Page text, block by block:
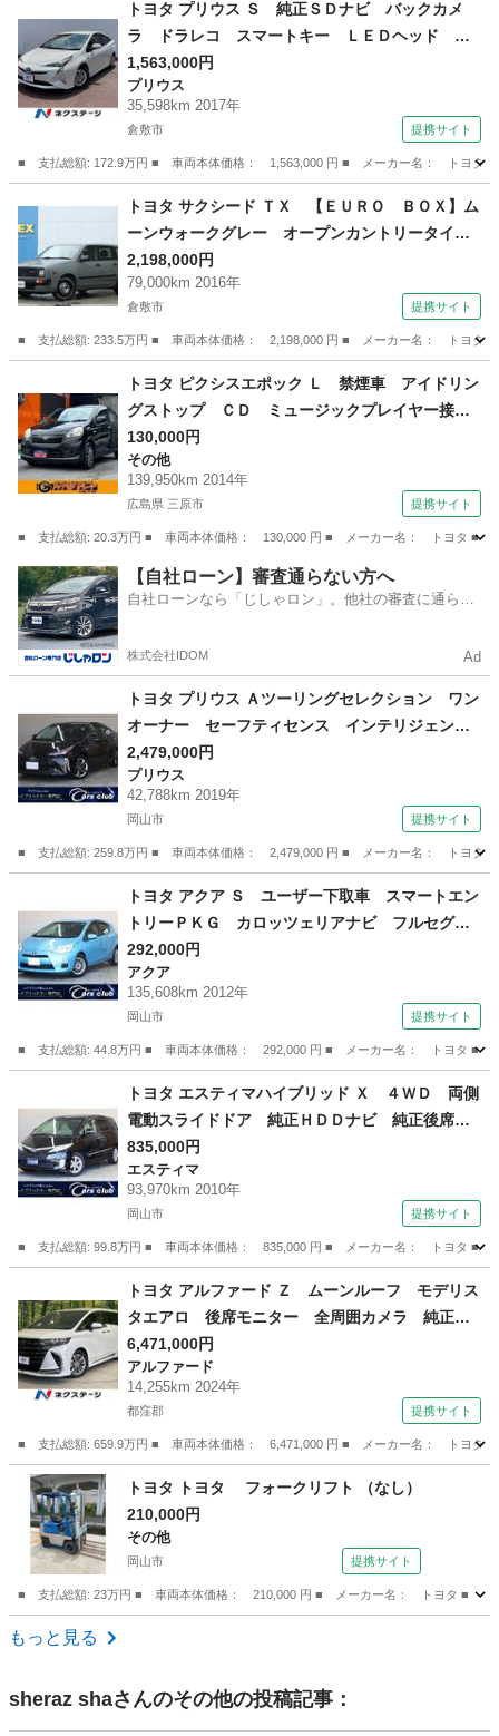
トヨタ プリウス Ｓ 純正ＳＤナビ バックカメ
ラ ドラレコ スマートキー ＬＥＤヘッド ビ
ルトインＥＴＣ 純正１５インチアルミ オート
ライト オートエアコン Ｂｌｕｅｔｏｏｔｈ
ＣＤ フルセグ （車検整備付）
1,563,000円
プリウス
35,598km 2017年
倉敷市 提携サイト
■ 支払総額: 172.9万円 ■ 車両本体価格： 1,563,000 円 ■ メーカー名： トヨ
プリウス
トヨタ サクシード ＴＸ 【ＥＵＲＯ ＢＯＸ】ム
ーンウォークグレー オープンカントリータイ
ヤ 角目フェイスチェ ドラレコ（フロント）ン
ジ ＥＴＣ クロスカントリー１５インチＡＷ
ブラックシートカバー ＫＥＮＷＯＯＤ７型ナビ
（車検整備付）
2,198,000円
79,000km 2016年
倉敷市 提携サイト
■ 支払総額: 233.5万円 ■ 車両本体価格： 2,198,000 円 ■ メーカー名： トヨタ
トヨタ
トヨタ ピクシスエポック Ｌ 禁煙車 アイドリン
グストップ ＣＤ ミュージックプレイヤー接続
可 キーレスエントリー ＡＷ１４インチ エア
コン パワーウィンドウ パワーステアリング
ＡＢＳ 横滑り防止装置 運転席・助手席エアバ
130,000円
その他
139,950km 2014年
広島県 三原市 提携サイト
■ 支払総額: 20.3万円 ■ 車両本体価格： 130,000 円 ■ メーカー名： トヨタ ■
広島 三原市 その他
【自社ローン】審査通らない方へ
自社ローンなら「じしゃロン」。他社の審査に通らな
株式会社IDOM Ad
トヨタ プリウス Ａツーリングセレクション ワン
オーナー セーフティセンス インテリジェント
クリアランスソナー 純正１７インチＡＷ ＢＳ
Ｍ ＨＵＤ 禁煙車 レーダークルーズ パワー
シート シートヒーター 純正ＳＤナビ バック
2,479,000円
プリウス
42,788km 2019年
岡山市 提携サイト
■ 支払総額: 259.8万円 ■ 車両本体価格： 2,479,000 円 ■ メーカー名： トヨタ
プリウス
トヨタ アクア Ｓ ユーザー下取車 スマートエン
トリーＰＫＧ カロッツェリアナビ フルセグＴ
Ｖ ＢＴ接続 ＣＤ／ＤＶＤ バックカメラ ク
ロススピードプレミアム１５インチＡＷ 禁煙
車 オートライト ＥＴＣ 純正フロアマット
292,000円
アクア
135,608km 2012年
岡山市 提携サイト
■ 支払総額: 44.8万円 ■ 車両本体価格： 292,000 円 ■ メーカー名： トヨタ ■
アクア
トヨタ エスティマハイブリッド Ｘ ４ＷＤ 両側
電動スライドドア 純正ＨＤＤナビ 純正後席モ
ニター バックカメラ 純正１７インチＡＷ ク
ルーズコントロール 左右独立オートエアコン
リヤクーラー ＡＣ１５００Ｗ ＥＴＣ ＨＩＤ
835,000円
エスティマ
93,970km 2010年
岡山市 提携サイト
■ 支払総額: 99.8万円 ■ 車両本体価格： 835,000 円 ■ メーカー名： トヨタ ■
エスティマ
トヨタ アルファード Ｚ ムーンルーフ モデリス
タエアロ 後席モニター 全周囲カメラ 純正１
４型ナビ 禁煙車 デジタルミラー ブラインド
スポットモニター 電動リアゲート 両側電動ス
ライド シートヒーター ドラレコ ＥＴＣ （検
6,471,000円
アルファード
14,255km 2024年
都窪郡 提携サイト
■ 支払総額: 659.9万円 ■ 車両本体価格： 6,471,000 円 ■ メーカー名： トヨ
岡山 都窪郡 アルファード
トヨタ トヨタ フォークリフト （なし）
210,000円
その他
岡山市 提携サイト
■ 支払総額: 23万円 ■ 車両本体価格： 210,000 円 ■ メーカー名： トヨタ ■
岡山 岡山市
もっと見る
sheraz shaさんのその他の投稿記事：